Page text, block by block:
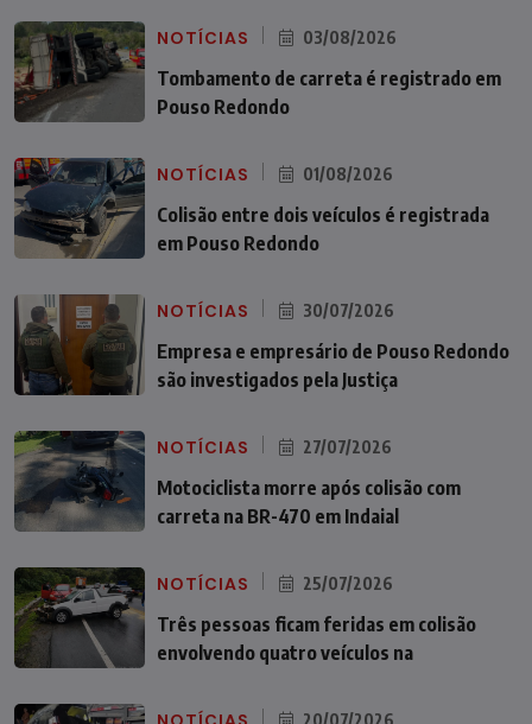
NOTÍCIAS 03/08/2026
Tombamento de carreta é registrado em
Pouso Redondo
NOTÍCIAS 01/08/2026
Colisão entre dois veículos é registrada
em Pouso Redondo
NOTÍCIAS 30/07/2026
Empresa e empresário de Pouso Redondo
são investigados pela Justiça
NOTÍCIAS 27/07/2026
Motociclista morre após colisão com
carreta na BR-470 em Indaial
NOTÍCIAS 25/07/2026
Três pessoas ficam feridas em colisão
envolvendo quatro veículos na